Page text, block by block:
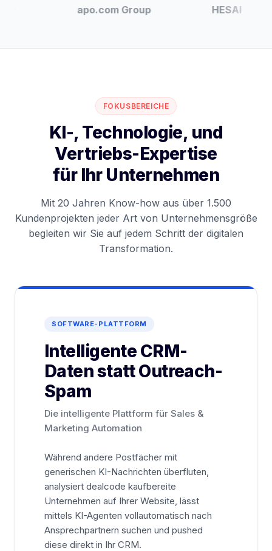
apo.com Group
FOKUSBEREICHE
KI-, Technologie, und
Vertriebs-Expertise
für Ihr Unternehmen
Mit 20 Jahren Know-how aus über 1.500
Kundenprojekten jeder Art von Unternehmensgröße
begleiten wir Sie auf jedem Schritt der digitalen
Transformation.
SOFTWARE-PLATTFORM
Intelligente CRM-
Daten statt Outreach-
Spam
Die intelligente Plattform für Sales &
Marketing Automation
Während andere Postfächer mit
generischen KI-Nachrichten überfluten,
analysiert dealcode kaufbereite
Unternehmen auf Ihrer Website, lässt
mittels KI-Agenten vollautomatisch nach
Ansprechpartnern suchen und pushed
diese direkt in Ihr CRM.